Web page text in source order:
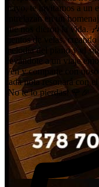
mayo, te invitamos a un
entrelazan en un
que nos dieron la vida.
cientos de velas,
melodía del piano y el
llevándote a un viaje
Ven y comparte con
cada nota resonará con
¡No te lo pierdas! 🌹🎉